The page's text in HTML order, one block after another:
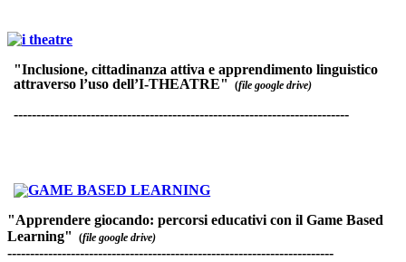
"Inclusione, cittadinanza attiva e apprendimento linguistico
attraverso l’uso dell’I-THEATRE"
(file google drive)
--------------------------------------------------------------------------
"Apprendere giocando: percorsi educativi con il Game Based
Learning"
(file google drive)
------------------------------------------------------------------------